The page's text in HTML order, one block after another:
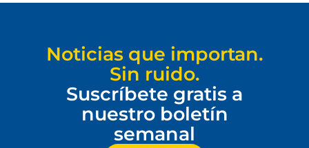
Noticias que importan.
Sin ruido.
Suscríbete gratis a
nuestro boletín
semanal